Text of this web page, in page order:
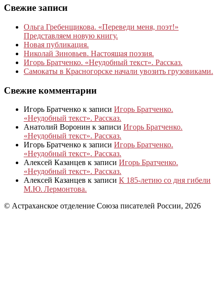
Свежие записи
Ольга Гребенщикова. «Переведи меня, поэт!»
Представляем новую книгу.
Новая публикация.
Николай Зиновьев. Настоящая поэзия.
Игорь Братченко. «Неудобный текст». Рассказ.
Самокаты в Красногорске начали увозить грузовиками.
Свежие комментарии
Игорь Братченко к записи Игорь Братченко.
«Неудобный текст». Рассказ.
Анатолий Воронин к записи Игорь Братченко.
«Неудобный текст». Рассказ.
Игорь Братченко к записи Игорь Братченко.
«Неудобный текст». Рассказ.
Алексей Казанцев к записи Игорь Братченко.
«Неудобный текст». Рассказ.
Алексей Казанцев к записи К 185‑летию со дня гибели
М.Ю. Лермонтова.
© Астраханское отделение Союза писателей России, 2026